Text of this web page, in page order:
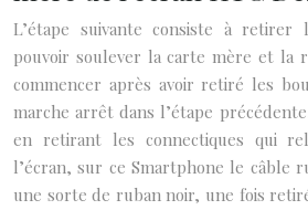
L’étape suivante consiste à retirer
pouvoir soulever la carte mère et la
commencer après avoir retiré les
marche arrêt dans l’étape
en retirant les connectiques qui
l’écran, sur ce Smartphone le câble
une sorte de ruban noir, une fois